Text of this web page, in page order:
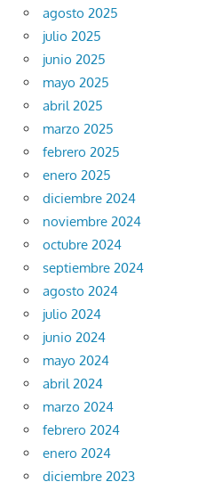
agosto 2025
julio 2025
junio 2025
mayo 2025
abril 2025
marzo 2025
febrero 2025
enero 2025
diciembre 2024
noviembre 2024
octubre 2024
septiembre 2024
agosto 2024
julio 2024
junio 2024
mayo 2024
abril 2024
marzo 2024
febrero 2024
enero 2024
diciembre 2023